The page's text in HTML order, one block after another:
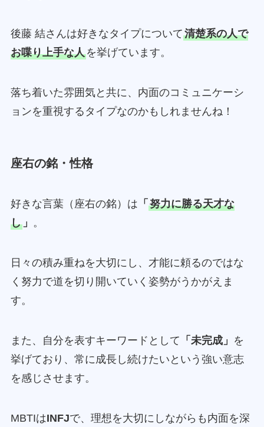
後藤 結さんは好きなタイプについて清楚系の人で
お喋り上手な人を挙げています。
落ち着いた雰囲気と共に、内面のコミュニケーシ
ョンを重視するタイプなのかもしれませんね！
座右の銘・性格
好きな言葉（座右の銘）は 「 努力に勝る天才な
し」 。
日々の積み重ねを大切にし、才能に頼るのではな
く努力で道を切り開いていく姿勢がうかがえま
す。
また、自分を表すキーワードとして 「未完成」 を
挙げており、常に成長し続けたいという強い意志
を感じさせます。
MBTIはINFJで、理想を大切にしながらも内面を深